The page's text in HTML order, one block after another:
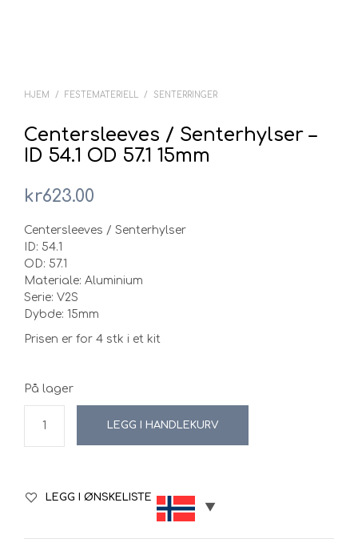
HJEM / FESTEMATERIELL / SENTERRINGER
Centersleeves / Senterhylser –
ID 54.1 OD 57.1 15mm
kr623.00
Centersleeves / Senterhylser
ID: 54.1
OD: 57.1
Materiale: Aluminium
Serie: V2S
Dybde: 15mm
Prisen er for 4 stk i et kit
På lager
LEGG I HANDLEKURV
LEGG I ØNSKELISTE